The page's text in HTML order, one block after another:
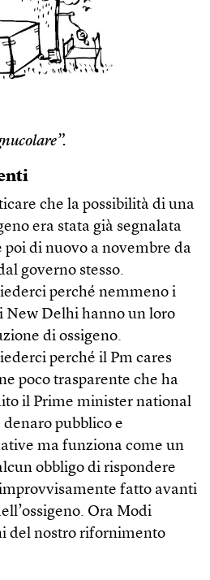
che la possibilità di una
era stata già segnalata
poi di nuovo a novembre da
governo stesso.
perché nemmeno i
New Delhi hanno un loro
di ossigeno.
perché il Pm cares
poco trasparente che ha
il Prime minister national
pubblico e
ma funziona come un
obbligo di rispondere
fatto avanti
Ora Modi
del nostro rifornimento